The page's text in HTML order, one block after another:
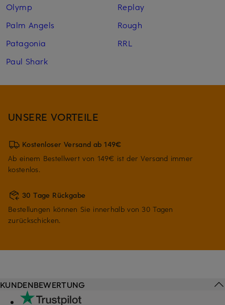
Olymp
Palm Angels
Patagonia
Paul Shark
Replay
Rough
RRL
UNSERE VORTEILE
Kostenloser Versand ab 149€
Ab einem Bestellwert von 149€ ist der Versand immer
kostenlos.
30 Tage Rückgabe
Bestellungen können Sie innerhalb von 30 Tagen
zurückschicken.
KUNDENBEWERTUNG